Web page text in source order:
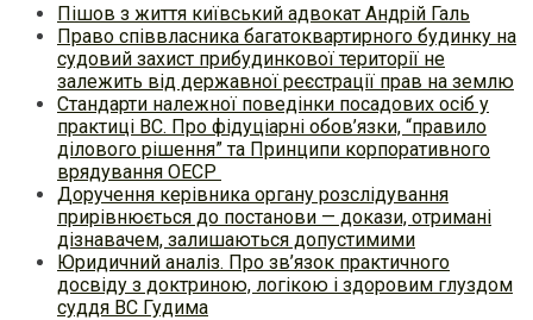
Пішов з життя київський адвокат Андрій Галь
Право співвласника багатоквартирного будинку на
судовий захист прибудинкової території не
залежить від державної реєстрації прав на землю
Стандарти належної поведінки посадових осіб у
практиці ВC. Про фідуціарні обов’язки, “правило
ділового рішення” та Принципи корпоративного
врядування ОЕСР
Доручення керівника органу розслідування
прирівнюється до постанови — докази, отримані
дізнавачем, залишаються допустимими
Юридичний аналіз. Про зв’язок практичного
досвіду з доктриною, логікою і здоровим глуздом
суддя ВС Гудима